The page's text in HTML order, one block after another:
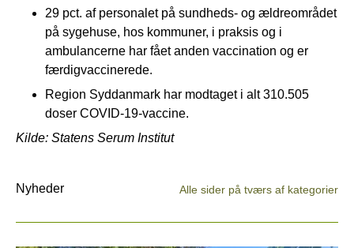
29 pct. af personalet på sundheds- og ældreområdet
på sygehuse, hos kommuner, i praksis og i
ambulancerne har fået anden vaccination og er
færdigvaccinerede.
Region Syddanmark har modtaget i alt 310.505
doser COVID-19-vaccine.
Kilde: Statens Serum Institut
Nyheder Alle sider på tværs af kategorier